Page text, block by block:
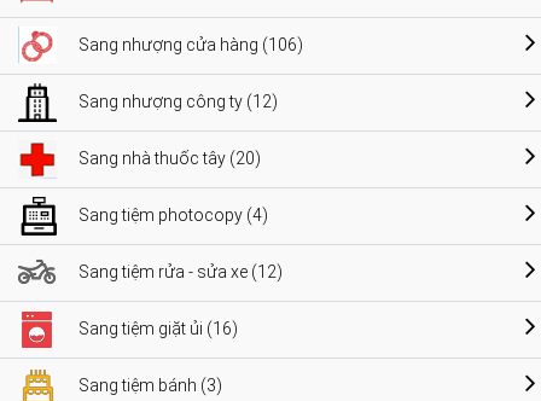
Sang nhượng cửa hàng (106)
Sang nhượng công ty (12)
Sang nhà thuốc tây (20)
Sang tiệm photocopy (4)
Sang tiệm rửa - sửa xe (12)
Sang tiệm giặt ủi (16)
Sang tiệm bánh (3)